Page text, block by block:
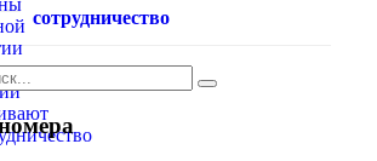
сотрудничество